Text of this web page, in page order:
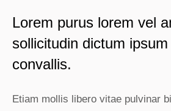
Lorem purus lorem vel
sollicitudin dictum
convallis.
Etiam mollis libero vitae pulvinar